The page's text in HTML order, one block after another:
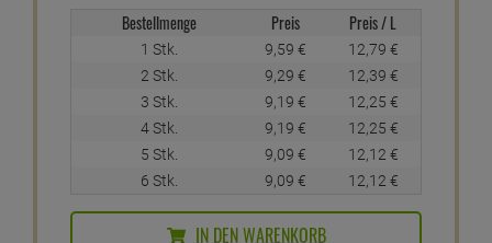
Bestellmenge Preis Preis / L
1 Stk. 9, 59 € 12, 79 €
2 Stk.
9, 29 € 12, 39 €
3 Stk.
9, 19 € 12, 25 €
4 Stk.
9, 19 € 12, 25 €
5 Stk.
9, 09 € 12, 12 €
6 Stk.
9, 09 € 12, 12 €
IN DEN WARENKORB